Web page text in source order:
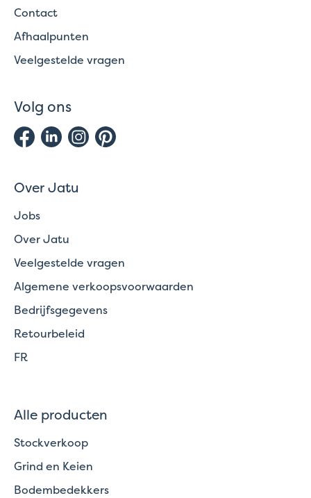
Contact
Afhaalpunten
Veelgestelde vragen
Volg ons
Over Jatu
Jobs
Over Jatu
Veelgestelde vragen
Algemene verkoopsvoorwaarden
Bedrijfsgegevens
Retourbeleid
FR
Alle producten
Stockverkoop
Grind en Keien
Bodembedekkers